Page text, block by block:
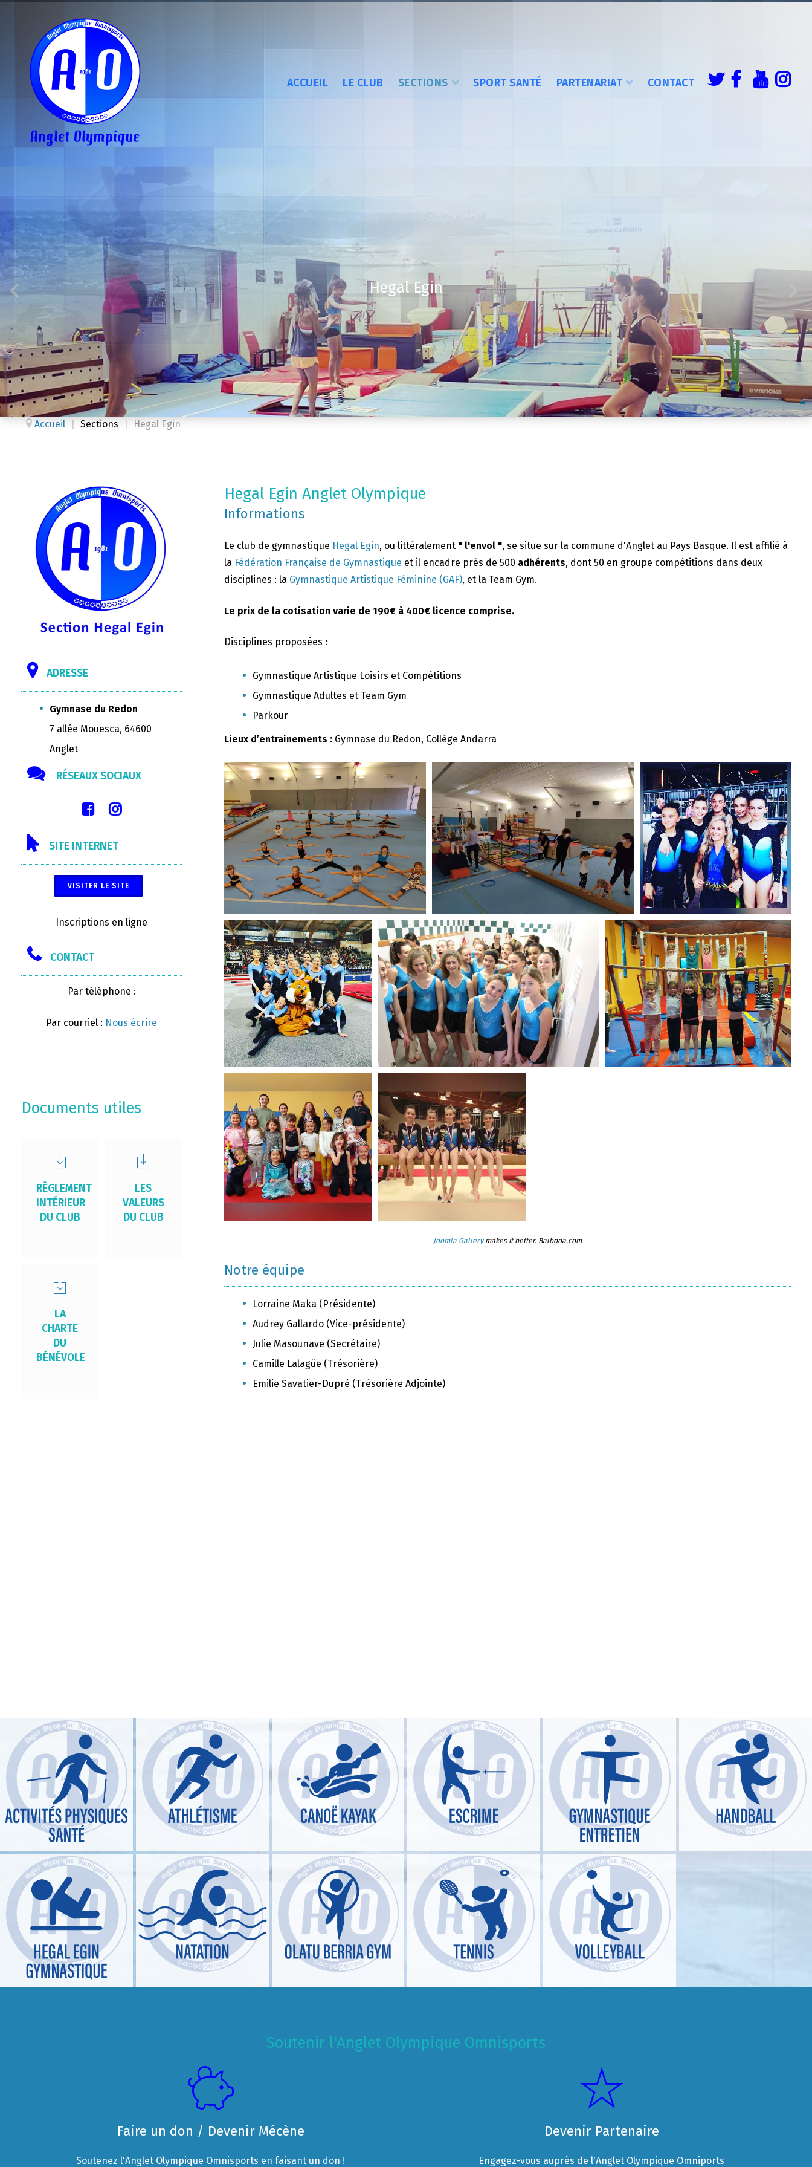
ACCUEIL LE CLUB SECTIONS SPORT SANTÉ PARTENARIAT CONTACT
Hegal Egin
Accueil Sections Hegal Egin
ADRESSE
Gymnase du Redon
7 allée Mouesca, 64600
Anglet
RÉSEAUX SOCIAUX
SITE INTERNET
VISITER LE SITE
Inscriptions en ligne
CONTACT
Par téléphone :
Par courriel : Nous écrire
Documents utiles
RÈGLEMENT
INTÉRIEUR
DU CLUB
LES
VALEURS
DU CLUB
LA
CHARTE
DU
BÉNÉVOLE
Hegal Egin Anglet Olympique
Informations
Le club de gymnastique Hegal Egin, ou littéralement " l'envol ", se situe sur la commune d'Anglet au Pays Basque. Il est affilié à
la Fédération Française de Gymnastique et il encadre près de 500 adhérents, dont 50 en groupe compétitions dans deux
disciplines : la Gymnastique Artistique Féminine (GAF), et la Team Gym.
Le prix de la cotisation varie de 190€ à 400€ licence comprise.
Disciplines proposées :
Gymnastique Artistique Loisirs et Compétitions
Gymnastique Adultes et Team Gym
Parkour
Lieux d’entrainements : Gymnase du Redon, Collège Andarra
Joomla Gallerymakes it better. Balbooa.com
Notre équipe
Lorraine Maka (Présidente)
Audrey Gallardo (Vice-présidente)
Julie Masounave (Secrétaire)
Camille Lalagüe (Trésorière)
Emilie Savatier-Dupré (Trésorière Adjointe)
Soutenir l'Anglet Olympique Omnisports
Faire un don / Devenir Mécène
Soutenez l'Anglet Olympique Omnisports en faisant un don !
Devenir Partenaire
Engagez-vous auprès de l'Anglet Olympique Omniports